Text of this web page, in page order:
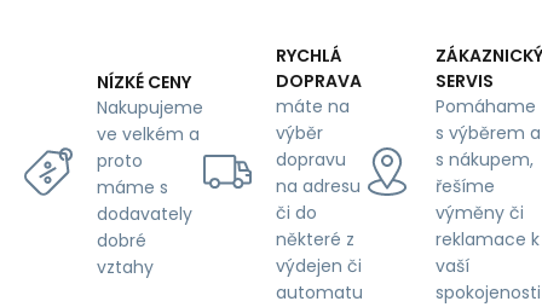
Blue
NÍZKÉ CENY
Nakupujeme
ve velkém a
proto
máme s
dodavately
dobré
vztahy
RYCHLÁ
DOPRAVA
máte na
výběr
dopravu
na adresu
či do
některé z
výdejen či
automatu
ZÁKAZNICKÝ
SERVIS
Pomáhame
s výběrem a
s nákupem,
řešíme
výměny či
reklamace k
vaší
spokojenosti